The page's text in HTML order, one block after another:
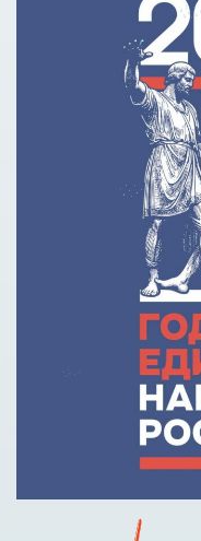
Образовательное
Кредит на
Причины для